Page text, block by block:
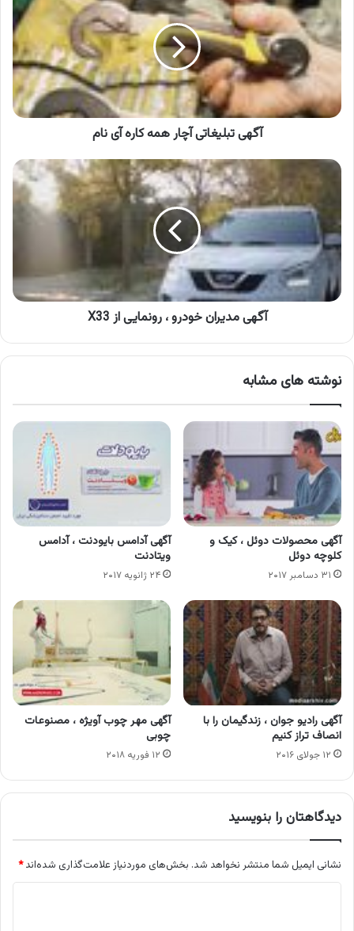
آچار
همه
کاره
نام
آگهی تبلیغاتی آچار همه کاره آی نام
آگهی
مدیران
،
رونمایی
از
آگهی مدیران خودرو ، رونمایی از X33
نوشته های مشابه
آگهی محصولات دوئل ، کیک و
کلوچه دوئل
۳۱ دسامبر ۲۰۱۷
آگهی آدامس بایودنت ، آدامس
ویتادنت
۲۴ ژانویه ۲۰۱۷
آگهی رادیو جوان ، زندگیمان را با
انصاف تراز کنیم
۱۲ جولای ۲۰۱۶
آگهی مهر چوب آویژه ، مصنوعات
چوبی
۱۲ فوریه ۲۰۱۸
دیدگاهتان را بنویسید
نشانی ایمیل شما منتشر نخواهد شد. بخش‌های موردنیاز علامت‌گذاری شده‌اند*